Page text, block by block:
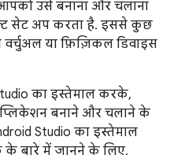
उसे बनाना और चलाना
सेट अप करता है. इससे कुछ
या फ़िज़िकल डिवाइस
का इस्तेमाल करके,
बनाने और चलाने के
Studio का इस्तेमाल
बारे में जानने के लिए,